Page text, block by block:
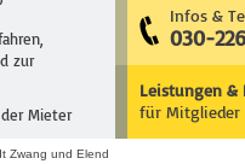
zur
Mieter
Infos &
030-
Leistungen &
für Mitglieder
Zwang und Elend